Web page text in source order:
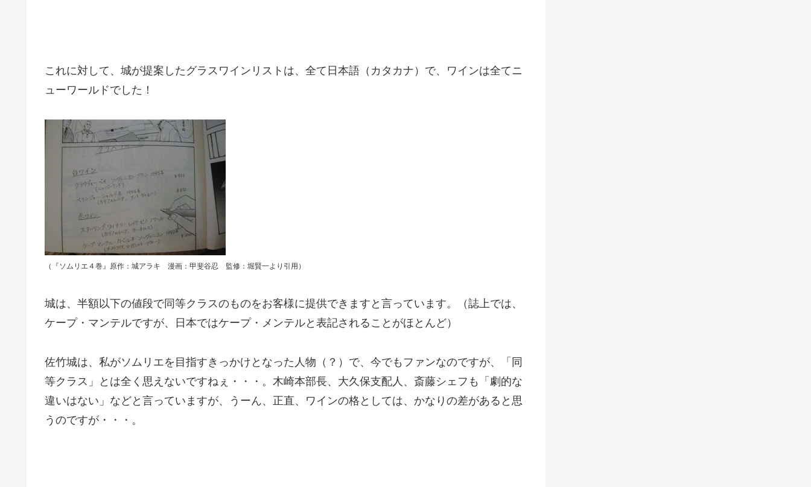
これに対して、城が提案したグラスワインリストは、全て日本語（カタカナ）で、ワインは全てニ
ューワールドでした！
（『ソムリエ４巻』原作：城アラキ 漫画：甲斐谷忍 監修：堀賢一より引用）
城は、半額以下の値段で同等クラスのものをお客様に提供できますと言っています。（誌上では、
ケープ・マンテルですが、日本ではケープ・メンテルと表記されることがほとんど）
佐竹城は、私がソムリエを目指すきっかけとなった人物（？）で、今でもファンなのですが、「同
等クラス」とは全く思えないですねぇ・・・。木崎本部長、大久保支配人、斎藤シェフも「劇的な
違いはない」などと言っていますが、うーん、正直、ワインの格としては、かなりの差があると思
うのですが・・・。